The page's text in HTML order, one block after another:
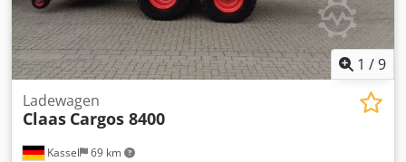
1 /9
Kassel 69 km
Ladewagen
Claas Cargos 8400